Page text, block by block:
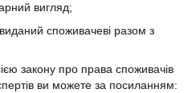
вигляд;
споживачеві разом з
закону про права споживачів
ви можете за посиланням: